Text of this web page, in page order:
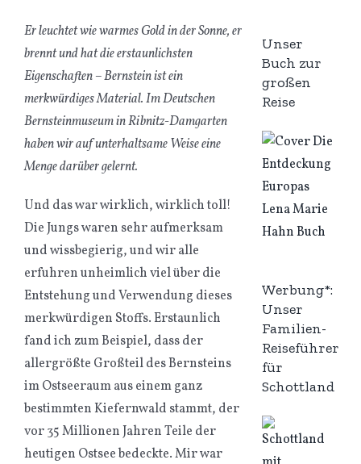
Er leuchtet wie warmes Gold in der Sonne, er
brennt und hat die erstaunlichsten
Eigenschaften – Bernstein ist ein
merkwürdiges Material. Im Deutschen
Bernsteinmuseum in Ribnitz-Damgarten
haben wir auf unterhaltsame Weise eine
Menge darüber gelernt.
Und das war wirklich, wirklich toll!
Die Jungs waren sehr aufmerksam
und wissbegierig, und wir alle
erfuhren unheimlich viel über die
Entstehung und Verwendung dieses
merkwürdigen Stoffs. Erstaunlich
fand ich zum Beispiel, dass der
allergrößte Großteil des Bernsteins
im Ostseeraum aus einem ganz
bestimmten Kiefernwald stammt, der
vor 35 Millionen Jahren Teile der
heutigen Ostsee bedeckte. Mir war
Unser
Buch zur
großen
Reise
Werbung*:
Unser
Familien-
Reiseführer
für
Schottland